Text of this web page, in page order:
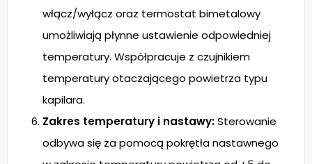
włącz/wyłącz oraz termostat bimetalowy
umożliwiają płynne ustawienie odpowiedniej
temperatury. Współpracuje z czujnikiem
temperatury otaczającego powietrza typu
kapilara.
Zakres temperatury i nastawy:Sterowanie
odbywa się za pomocą pokrętła nastawnego